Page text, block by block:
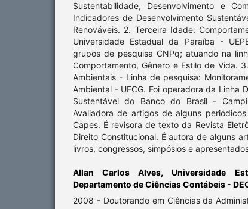
Sustentabilidade, Desenvolvimento e
Indicadores de Desenvolvimento
Renováveis. 2. Terceira Idade:
Universidade Estadual da Paraíba -
grupos de pesquisa CNPq; atuando na
Comportamento, Gênero e Estilo de Vida.
Ambientais - Linha de pesquisa:
Ambiental - UFCG. Foi operadora da Linha
Sustentável do Banco do Brasil -
Avaliadora de artigos de alguns
Capes. É revisora de texto da Revista
Direito Constitucional. É autora de alguns
livros, congressos, simpósios e
Allan Carlos Alves,Universidade
Departamento de Ciências Contábeis -
2008 - Doutorando em Ciências da